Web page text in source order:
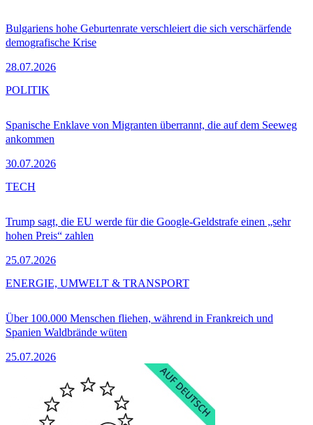
Bulgariens hohe Geburtenrate verschleiert die sich verschärfende
demografische Krise
28.07.2026
Spanische Enklave von Migranten überrannt, die auf dem Seeweg
ankommen
30.07.2026
POLITIK
Trump sagt, die EU werde für die Google-Geldstrafe einen „sehr
hohen Preis“ zahlen
25.07.2026
TECH
Über 100.000 Menschen fliehen, während in Frankreich und
Spanien Waldbrände wüten
25.07.2026
ENERGIE, UMWELT & TRANSPORT